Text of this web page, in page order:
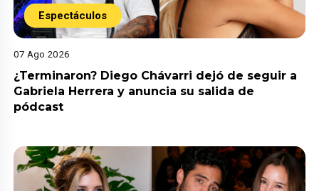
Espectáculos
07 Ago 2026
¿Terminaron? Diego Chávarri dejó de seguir a
Gabriela Herrera y anuncia su salida de
pódcast